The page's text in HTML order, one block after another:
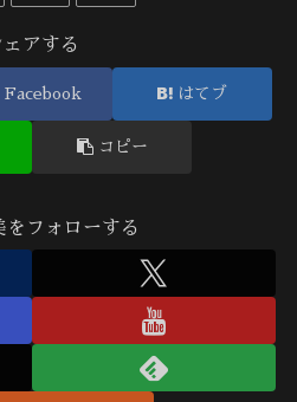
ェアする
Facebook はてブ
コピー
をフォローする